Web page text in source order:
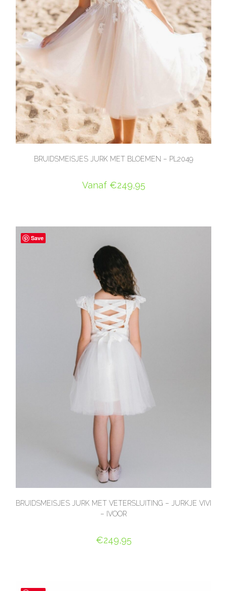
BRUIDSMEISJES JURK MET BLOEMEN – PL2049
Vanaf €249,95
Save
BRUIDSMEISJES JURK MET VETERSLUITING – JURKJE VIVI
– IVOOR
€249,95